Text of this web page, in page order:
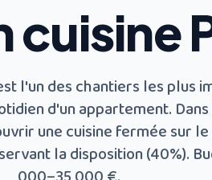
l'un des chantiers les plus
d'un appartement. Dans
une cuisine fermée sur
la disposition (40%).